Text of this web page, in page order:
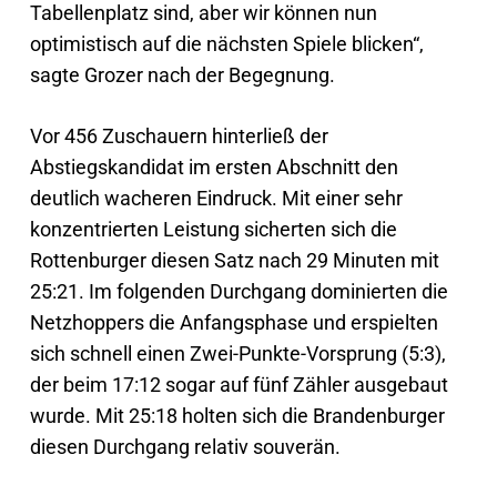
Tabellenplatz sind, aber wir können nun
optimistisch auf die nächsten Spiele blicken“,
sagte Grozer nach der Begegnung.
Vor 456 Zuschauern hinterließ der
Abstiegskandidat im ersten Abschnitt den
deutlich wacheren Eindruck. Mit einer sehr
konzentrierten Leistung sicherten sich die
Rottenburger diesen Satz nach 29 Minuten mit
25:21. Im folgenden Durchgang dominierten die
Netzhoppers die Anfangsphase und erspielten
sich schnell einen Zwei-Punkte-Vorsprung (5:3),
der beim 17:12 sogar auf fünf Zähler ausgebaut
wurde. Mit 25:18 holten sich die Brandenburger
diesen Durchgang relativ souverän.